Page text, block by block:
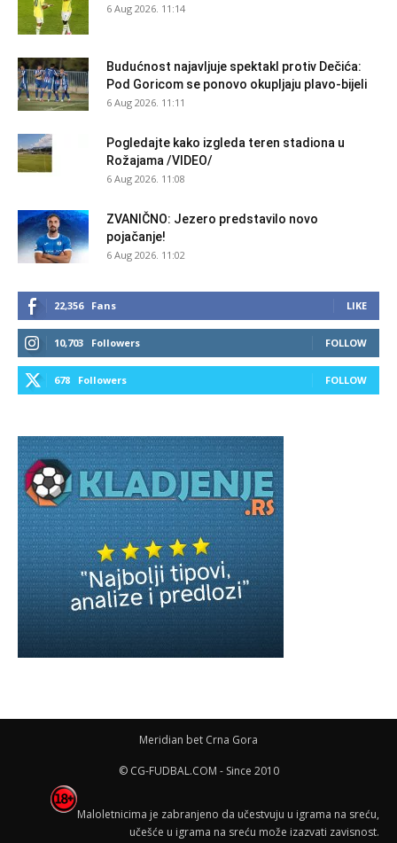
6 Aug 2026. 11:14
Budućnost najavljuje spektakl protiv Dečića:
Pod Goricom se ponovo okupljaju plavo-bijeli
6 Aug 2026. 11:11
Pogledajte kako izgleda teren stadiona u
Rožajama /VIDEO/
6 Aug 2026. 11:08
ZVANIČNO: Jezero predstavilo novo
pojačanje!
6 Aug 2026. 11:02
22,356 Fans LIKE
10,703 Followers FOLLOW
678 Followers FOLLOW
Meridian bet Crna Gora
© CG-FUDBAL.COM - Since 2010
Maloletnicima je zabranjeno da učestvuju u igrama na sreću,
učešće u igrama na sreću može izazvati zavisnost.